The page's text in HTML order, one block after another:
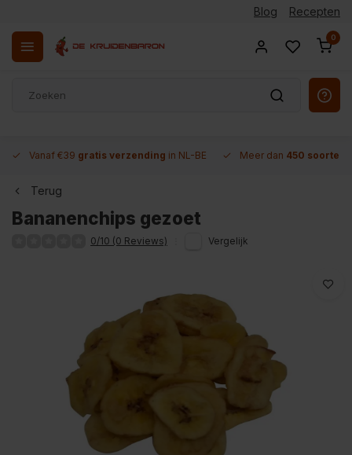
Blog Recepten
0
Vanaf €39 gratis verzending in NL-BE Meer dan 450 soorten
Terug
Bananenchips gezoet
0/10 (0 Reviews) Vergelijk